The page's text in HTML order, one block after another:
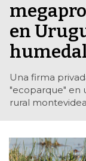
en
Una firma
"ecoparque" en
rural